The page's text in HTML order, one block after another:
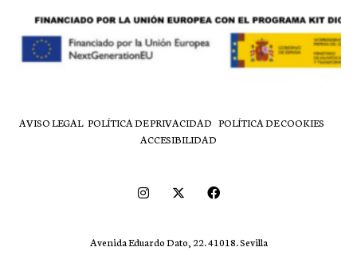
AVISO LEGAL POLÍTICA DE PRIVACIDAD POLÍTICA DE COOKIES
ACCESIBILIDAD
Avenida Eduardo Dato, 22. 41018. Sevilla